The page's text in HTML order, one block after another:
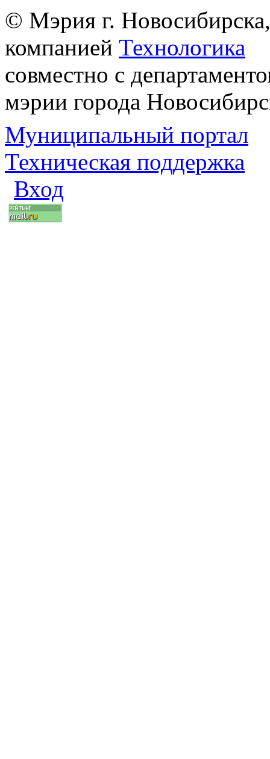
© Мэрия г.
компанией Технологика
совместно с
мэрии города
Муниципальный портал
Техническая поддержка
Вход